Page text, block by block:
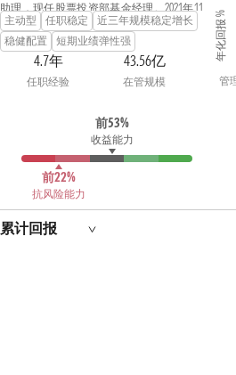
助理，现任股票投资部基金经理。2021年11月
29日至2023年12月27日任大成蓝筹稳健证券投
资基金基金经理。2022年11月24日起任大成正
向回报灵活配置混合型证券投资基金基金经
理。2024年6月3日起任大成安享得利六个月持
有期混合型证券投资基金基金经理。具有基金
主动型 任职稳定
近三年规模稳定增长
稳健配置
短期业绩弹性强
4.7年
任职经验
43.56亿
在管规模 管
前53%
收益能力
前22%
抗风险能力
年化回报 %
累计回报